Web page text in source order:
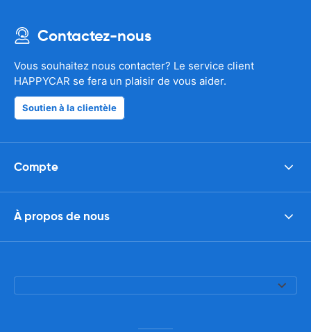
Contactez-nous
Vous souhaitez nous contacter? Le service client
HAPPYCAR se fera un plaisir de vous aider.
Soutien à la clientèle
Compte
À propos de nous